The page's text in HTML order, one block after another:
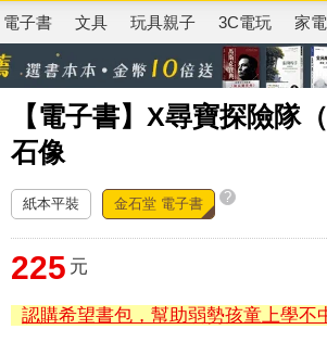
電子書 文具 玩具親子 3C電玩 家電
【電子書】X尋寶探險隊
石像
紙本平裝 金石堂 電子書 ?
225 元
認購希望書包，幫助弱勢孩童上學不